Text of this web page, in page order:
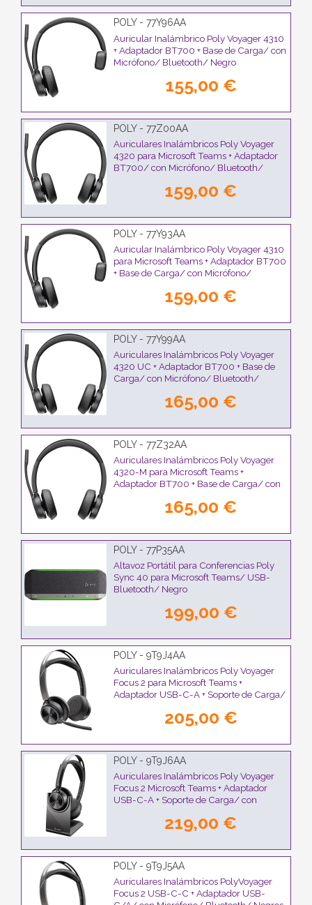
POLY - 77Y96AA
Auricular Inalámbrico Poly Voyager 4310
+ Adaptador BT700 + Base de Carga/ con
Micrófono/ Bluetooth/ Negro
155,00 €
POLY - 77Z00AA
Auriculares Inalámbricos Poly Voyager
4320 para Microsoft Teams + Adaptador
BT700/ con Micrófono/ Bluetooth/
159,00 €
POLY - 77Y93AA
Auricular Inalámbrico Poly Voyager 4310
para Microsoft Teams + Adaptador BT700
+ Base de Carga/ con Micrófono/
159,00 €
POLY - 77Y99AA
Auriculares Inalámbricos Poly Voyager
4320 UC + Adaptador BT700 + Base de
Carga/ con Micrófono/ Bluetooth/
165,00 €
POLY - 77Z32AA
Auriculares Inalámbricos Poly Voyager
4320-M para Microsoft Teams +
Adaptador BT700 + Base de Carga/ con
165,00 €
POLY - 77P35AA
Altavoz Portátil para Conferencias Poly
Sync 40 para Microsoft Teams/ USB-
Bluetooth/ Negro
199,00 €
POLY - 9T9J4AA
Auriculares Inalámbricos Poly Voyager
Focus 2 para Microsoft Teams +
Adaptador USB-C-A + Soporte de Carga/
205,00 €
POLY - 9T9J6AA
Auriculares Inalámbricos Poly Voyager
Focus 2 Microsoft Teams + Adaptador
USB-C-A + Soporte de Carga/ con
219,00 €
POLY - 9T9J5AA
Auriculares Inalámbricos PolyVoyager
Focus 2 USB-C-C + Adaptador USB-